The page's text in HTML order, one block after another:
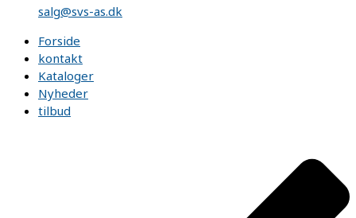
salg@svs-as.dk
Forside
kontakt
Kataloger
Nyheder
tilbud